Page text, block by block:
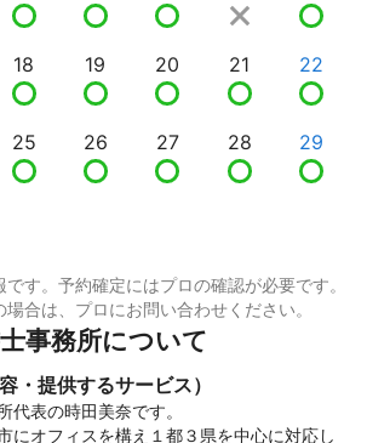
18 19 20 21 22
25 26 27 28 29
す。予約確定にはプロの確認が必要です。
合は、プロにお問い合わせください。
事務所について
・提供するサービス）
代表の時田美奈です。
にオフィスを構え１都３県を中心に対応し